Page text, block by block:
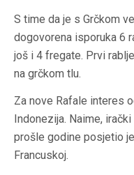
S time da je s Grčkom
dogovorena isporuka 6
još i 4 fregate. Prvi
na grčkom tlu.
Za nove Rafale interes
Indonezija. Naime,
prošle godine posjetio
Francuskoj.